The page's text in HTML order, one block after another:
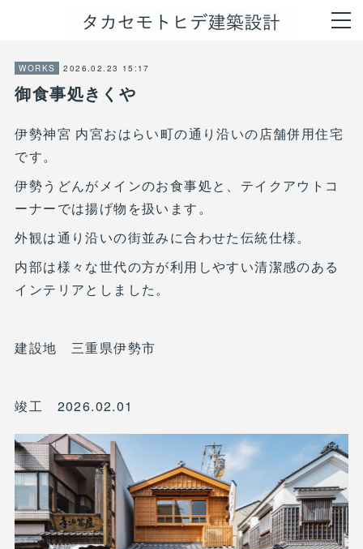
WORKS 2026.02.23 15:17
御食事処きくや
伊勢神宮 内宮おはらい町の通り沿いの店舗併用住宅
です。
伊勢うどんがメインのお食事処と、テイクアウトコ
ーナーでは揚げ物を扱います。
外観は通り沿いの街並みに合わせた伝統仕様。
内部は様々な世代の方が利用しやすい清潔感のある
インテリアとしました。
建設地 三重県伊勢市
竣工 2026.02.01